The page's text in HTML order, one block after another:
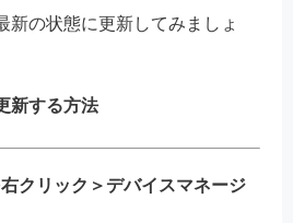
新の状態に更新してみましょ
新する方法
クリック＞デバイスマネージ